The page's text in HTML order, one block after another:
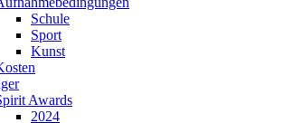
Schule
Sport
Kunst
Awards
2024